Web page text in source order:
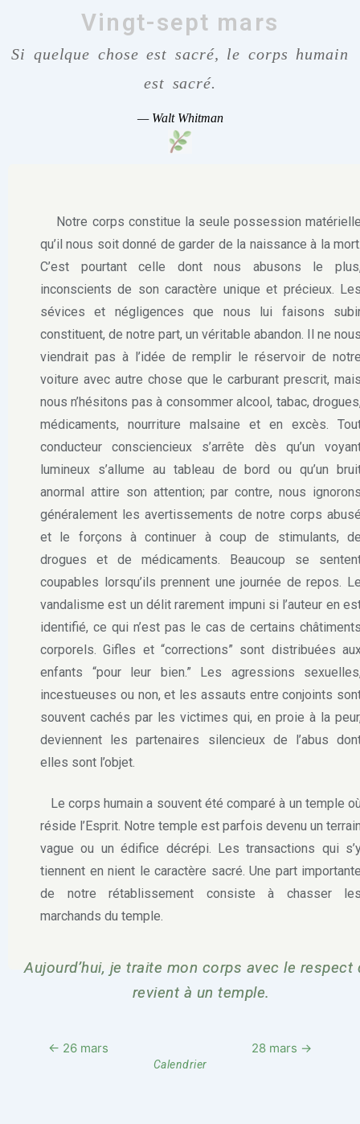
Vingt-sept mars
Si quelque chose est sacré, le corps humain
est sacré.
— Walt Whitman
Notre corps constitue la seule possession
qu’il nous soit donné de garder de la naissance à la
C’est pourtant celle dont nous abusons le
inconscients de son caractère unique et précieux.
sévices et négligences que nous lui faisons
constituent, de notre part, un véritable abandon. Il ne
viendrait pas à l’idée de remplir le réservoir de
voiture avec autre chose que le carburant prescrit,
nous n’hésitons pas à consommer alcool, tabac,
médicaments, nourriture malsaine et en excès.
conducteur consciencieux s’arrête dès qu’un
lumineux s’allume au tableau de bord ou qu’un
anormal attire son attention; par contre, nous
généralement les avertissements de notre corps
et le forçons à continuer à coup de stimulants,
drogues et de médicaments. Beaucoup se
coupables lorsqu’ils prennent une journée de repos.
vandalisme est un délit rarement impuni si l’auteur en
identifié, ce qui n’est pas le cas de certains
corporels. Gifles et “corrections” sont distribuées
enfants “pour leur bien.” Les agressions
incestueuses ou non, et les assauts entre conjoints
souvent cachés par les victimes qui, en proie à la
deviennent les partenaires silencieux de l’abus
elles sont l’objet.
Le corps humain a souvent été comparé à un temple
réside l’Esprit. Notre temple est parfois devenu un
vague ou un édifice décrépi. Les transactions qui
tiennent en nient le caractère sacré. Une part
de notre rétablissement consiste à chasser
marchands du temple.
Aujourd’hui, je traite mon corps avec le respect
revient à un temple.
← 26 mars 28 mars →
Calendrier